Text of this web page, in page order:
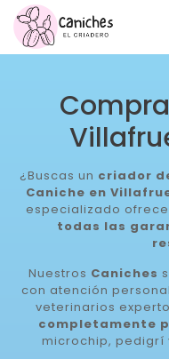
¿Buscas un criador
Caniche en
especializado
todas las
Nuestros Caniches
con atención
veterinarios
completamente
microchip, pedigrí